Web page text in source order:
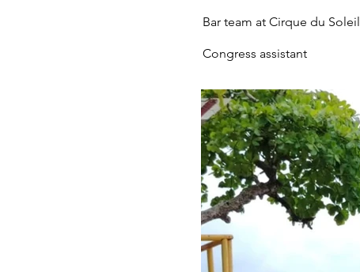
Bar team at Cirque du Soleil
Congress assistant